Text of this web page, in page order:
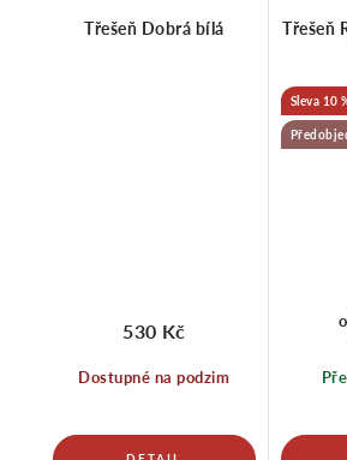
Třešeň Dobrá bílá
Dostupné na podzim
530 Kč
Třešeň
10